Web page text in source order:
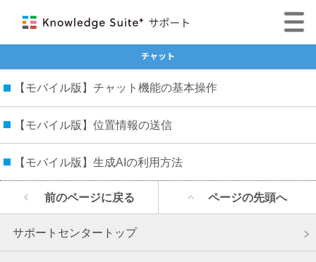
チャット
【モバイル版】チャット機能の基本操作
【モバイル版】位置情報の送信
【モバイル版】生成AIの利用方法
前のページに戻る ページの先頭へ
サポートセンタートップ